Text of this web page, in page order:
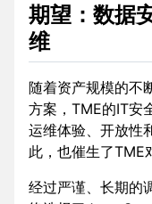
期望：数据
维
随着资产规模的不
方案，TME的IT安
运维体验、开放性
此，也催生了TME
经过严谨、长期的